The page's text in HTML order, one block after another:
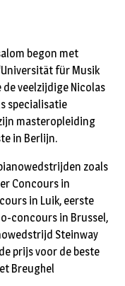
begon met
für Musik
de veelzijdige Nicolas
specialisatie
masteropleiding
in Berlijn.
zoals
Concours in
in Luik, eerste
concours in Brussel,
Steinway
prijs voor de beste
Breughel